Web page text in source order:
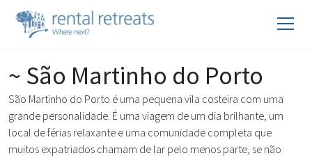
~ São Martinho do Porto
São Martinho do Porto é uma pequena vila costeira com uma
grande personalidade. É uma viagem de um dia brilhante, um
local de férias relaxante e uma comunidade completa que
muitos expatriados chamam de lar pelo menos parte, se não